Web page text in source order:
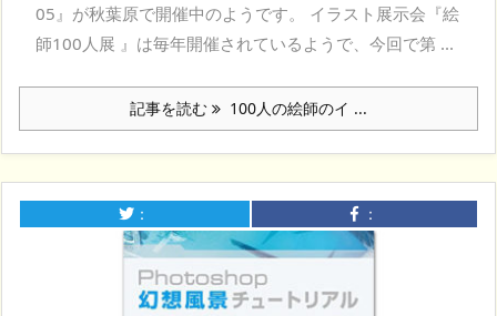
05』が秋葉原で開催中のようです。 イラスト展示会『絵
師100人展 』は毎年開催されているようで、今回で第 ...
記事を読む 100人の絵師のイ ...
： ：